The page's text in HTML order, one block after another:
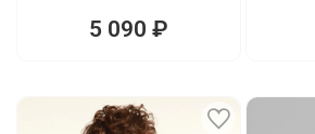
5 090 ₽